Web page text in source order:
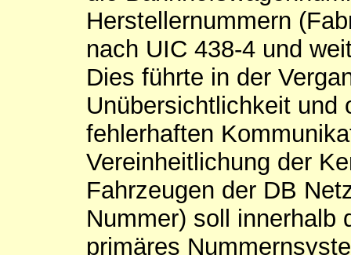
Herstellernummern
nach UIC 438-4 und
Dies führte in der
Unübersichtlichkeit und
fehlerhaften
Vereinheitlichung der
Fahrzeugen der DB
Nummer) soll innerhalb
primäres